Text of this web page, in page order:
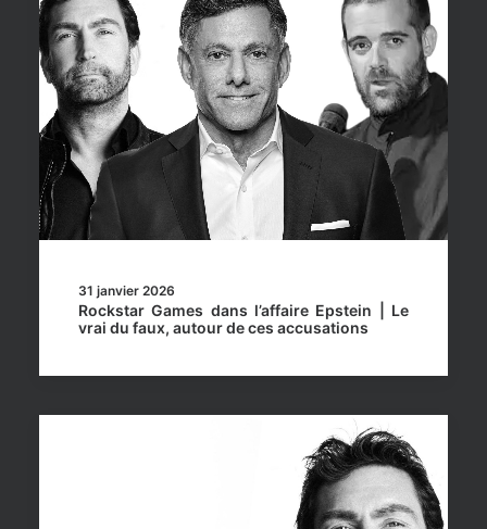
31 janvier 2026
Rockstar Games dans l’affaire Epstein | Le
vrai du faux, autour de ces accusations